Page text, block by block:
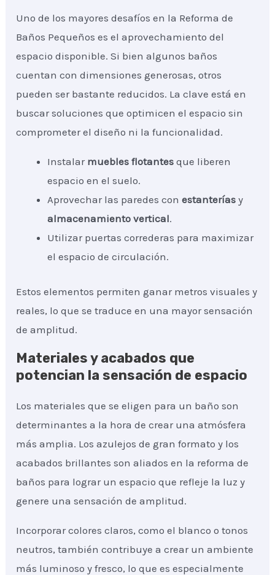
Uno de los mayores desafíos en la Reforma de
Baños Pequeños es el aprovechamiento del
espacio disponible. Si bien algunos baños
cuentan con dimensiones generosas, otros
pueden ser bastante reducidos. La clave está en
buscar soluciones que optimicen el espacio sin
comprometer el diseño ni la funcionalidad.
Instalar muebles flotantes que liberen
espacio en el suelo.
Aprovechar las paredes conestanterías y
almacenamiento vertical.
Utilizar puertas correderas para maximizar
el espacio de circulación.
Estos elementos permiten ganar metros visuales y
reales, lo que se traduce en una mayor sensación
de amplitud.
Materiales y acabados que
potencian la sensación de espacio
Los materiales que se eligen para un baño son
determinantes a la hora de crear una atmósfera
más amplia. Los azulejos de gran formato y los
acabados brillantes son aliados en la reforma de
baños para lograr un espacio que refleje la luz y
genere una sensación de amplitud.
Incorporar colores claros, como el blanco o tonos
neutros, también contribuye a crear un ambiente
más luminoso y fresco, lo que es especialmente